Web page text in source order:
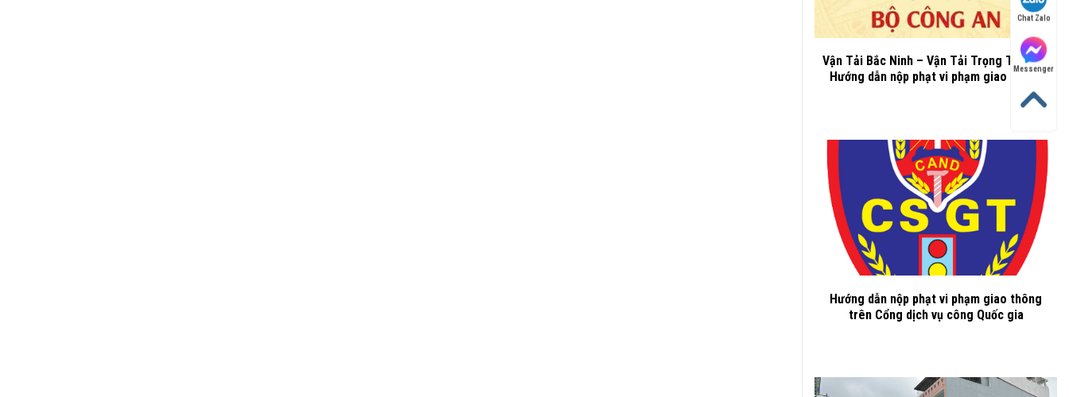
Vận Tải Bắc Ninh – Vận Tải Trọng Thành –
Hướng dẫn nộp phạt vi phạm giao thông
Hướng dẫn nộp phạt vi phạm giao thông
trên Cổng dịch vụ công Quốc gia
Chat Zalo
Messenger